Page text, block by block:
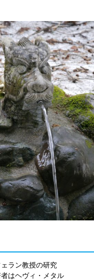
ラン教授の研究
はヘヴィ・メタル